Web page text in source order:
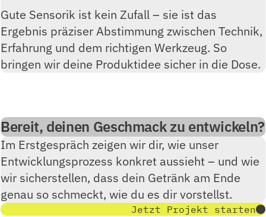
Gute Sensorik ist kein Zufall – sie ist das
Ergebnis präziser Abstimmung zwischen Technik,
Erfahrung und dem richtigen Werkzeug. So
bringen wir deine Produktidee sicher in die Dose.
Bereit, deinen Geschmack zu entwickeln?
Im Erstgespräch zeigen wir dir, wie unser
Entwicklungsprozess konkret aussieht – und wie
wir sicherstellen, dass dein Getränk am Ende
genau so schmeckt, wie du es dir vorstellst.
Jetzt Projekt starten